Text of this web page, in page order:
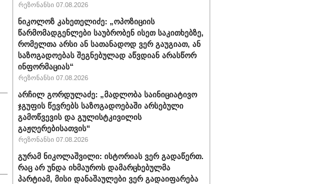
რეზონანსი 07.08.2026
ნიკოლოზ კახეთელიძე: „ოპოზიციის
წარმომადგენლები საუბრობენ ისეთ საკითხებზე,
რომელთა არსი ან სათანადოდ ვერ გაუგიათ, ან
საზოგადოებას შეგნებულად აწვდიან არასწორ
ინფორმაციას“
რეზონანსი 07.08.2026
არჩილ გორდულაძე: „მადლობა საინიციატივო
ჯგუფის წევრებს საზოგადოებაში არსებული
გამოწვევის და გულისტკივილის
გაჟღერებისათვის“
რეზონანსი 07.08.2026
გურამ ნიკოლაშვილი: ისტორიას ვერ გადაწერთ.
რაც არ უნდა იხმაუროს დამარცხებულმა
პარტიამ, მისი დანაშაულები ვერ გადაიფარება